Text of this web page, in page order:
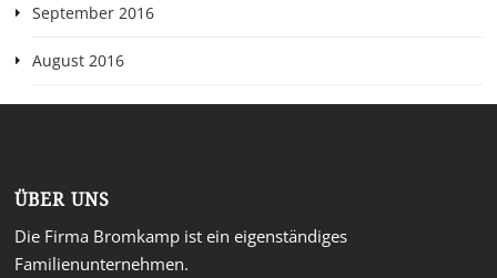
September 2016
August 2016
ÜBER UNS
Die Firma Bromkamp ist ein eigenständiges
Familienunternehmen.